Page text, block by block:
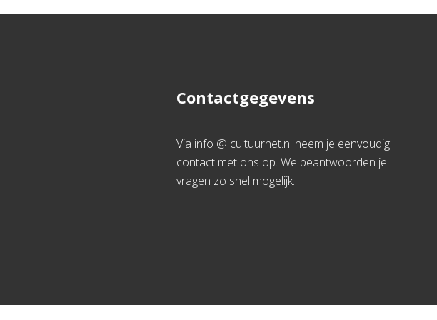
Contactgegevens
Via info @ cultuurnet.nl neem je eenvoudig
contact met ons op. We beantwoorden je
vragen zo snel mogelijk.